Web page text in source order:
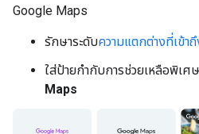
Google Maps
รักษาระดับความแตกต่างที่เข้าถึ
ใส่ป้ายกำกับการช่วยเหลือพิเ
Maps